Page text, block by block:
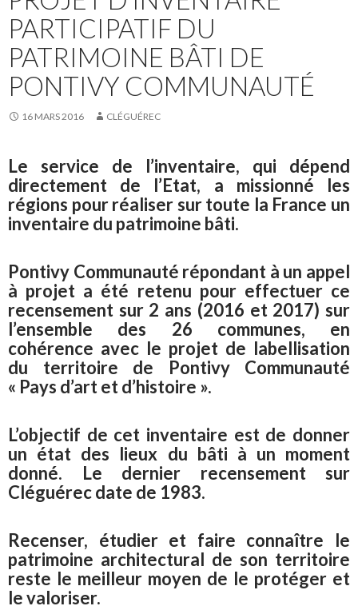
PARTICIPATIF DU
PATRIMOINE BÂTI DE
PONTIVY COMMUNAUTÉ
16 MARS 2016 CLÉGUÉREC
Le service de l’inventaire, qui dépend
directement de l’Etat, a missionné les
régions pour réaliser sur toute la France un
inventaire du patrimoine bâti.
Pontivy Communauté répondant à un appel
à projet a été retenu pour effectuer ce
recensement sur 2 ans (2016 et 2017) sur
l’ensemble des 26 communes, en
cohérence avec le projet de labellisation
du territoire de Pontivy Communauté
« Pays d’art et d’histoire ».
L’objectif de cet inventaire est de donner
un état des lieux du bâti à un moment
donné. Le dernier recensement sur
Cléguérec date de 1983.
Recenser, étudier et faire connaître le
patrimoine architectural de son territoire
reste le meilleur moyen de le protéger et
le valoriser.